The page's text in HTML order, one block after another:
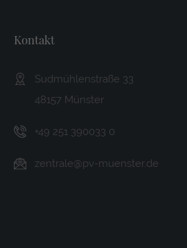
Kontakt
Sudmühlenstraße 33
48157 Münster
+49 251 390033 0
zentrale@pv-muenster.de